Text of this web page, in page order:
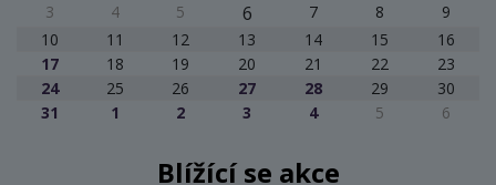
3
4 5 6 7 8
9
10
11 12 13 14 15
16
17
18 19 20 21 22
23
24
25 26 27 28 29
30
31
1 2 3 4 5 6
Blížící se akce